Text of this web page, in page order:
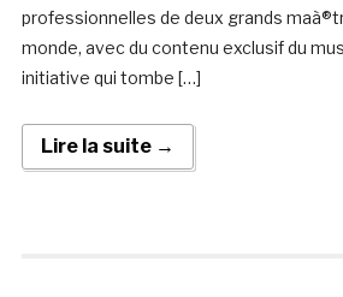
professionnelles de deux grands
monde, avec du contenu exclusif du
initiative qui tombe […]
Lire la suite →